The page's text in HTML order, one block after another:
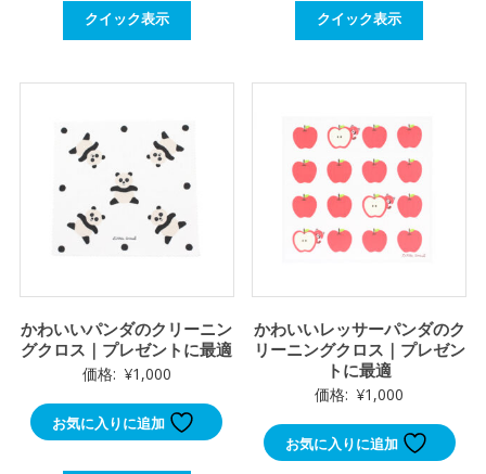
クイック表示 クイック表示
かわいいパンダのクリーニン
グクロス｜プレゼントに最適
価格: ¥1,000
お気に入りに追加
かわいいレッサーパンダのク
リーニングクロス｜プレゼン
トに最適
価格: ¥1,000
お気に入りに追加